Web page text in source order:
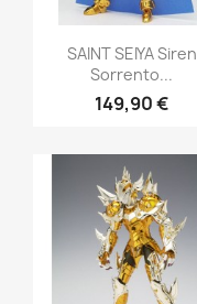
Aperçu rapide
SAINT SEIYA Siren
Sorrento...
149,90 €